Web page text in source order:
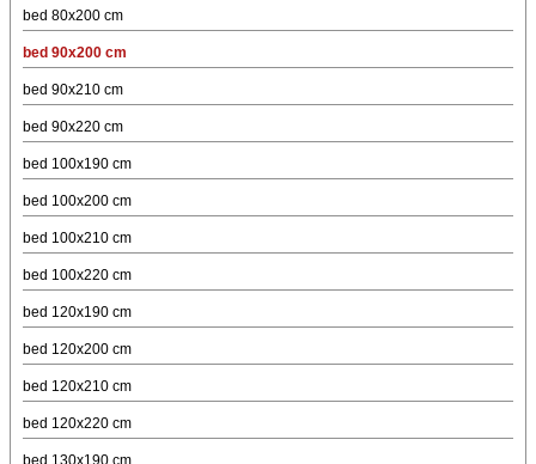
bed 80x200 cm
bed 90x200 cm
bed 90x210 cm
bed 90x220 cm
bed 100x190 cm
bed 100x200 cm
bed 100x210 cm
bed 100x220 cm
bed 120x190 cm
bed 120x200 cm
bed 120x210 cm
bed 120x220 cm
bed 130x190 cm